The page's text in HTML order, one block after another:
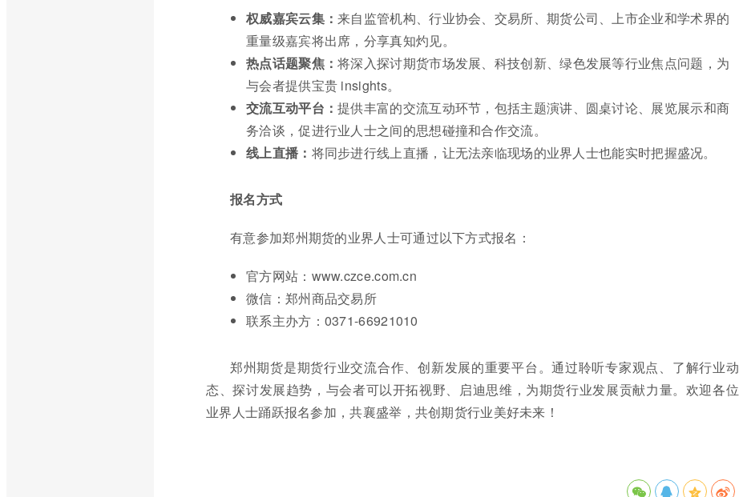
权威嘉宾云集：来自监管机构、行业协会、交易所、期货公司、上市企业和学术界的
重量级嘉宾将出席，分享真知灼见。
热点话题聚焦：将深入探讨期货市场发展、科技创新、绿色发展等行业焦点问题，为
与会者提供宝贵 insights。
交流互动平台：提供丰富的交流互动环节，包括主题演讲、圆桌讨论、展览展示和商
务洽谈，促进行业人士之间的思想碰撞和合作交流。
线上直播： 将同步进行线上直播，让无法亲临现场的业界人士也能实时把握盛况。
报名方式
有意参加郑州期货的业界人士可通过以下方式报名：
官方网站：www.czce.com.cn
微信：郑州商品交易所
联系主办方：0371-66921010
郑州期货是期货行业交流合作、创新发展的重要平台。通过聆听专家观点、了解行业动
态、探讨发展趋势，与会者可以开拓视野、启迪思维，为期货行业发展贡献力量。欢迎各位
业界人士踊跃报名参加，共襄盛举，共创期货行业美好未来！